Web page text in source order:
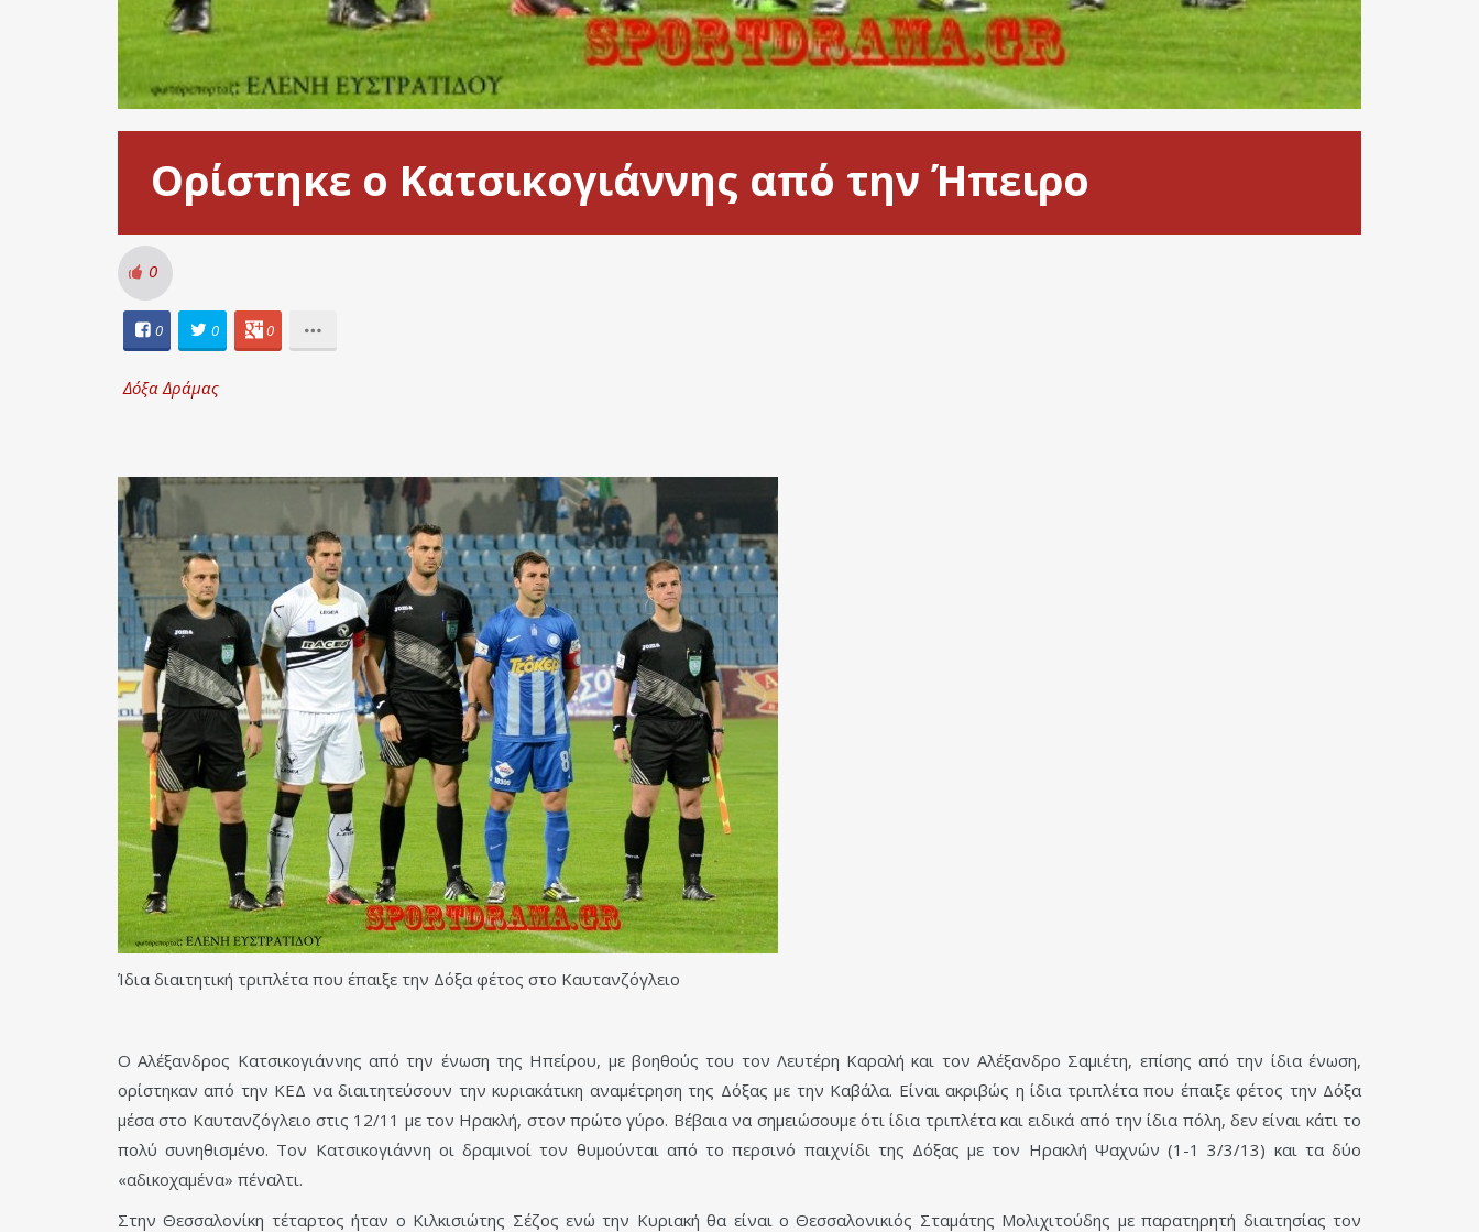
Ορίστηκε ο Κατσικογιάννης από την Ήπειρο
0
0 0 0
Δόξα Δράμας
Ίδια διαιτητική τριπλέτα που έπαιξε την Δόξα φέτος στο Καυτανζόγλειο
Ο Αλέξανδρος Κατσικογιάννης από την ένωση της Ηπείρου, με βοηθούς του τον Λευτέρη Καραλή και τον Αλέξανδρο Σαμιέτη, επίσης από την ίδια ένωση,
ορίστηκαν από την ΚΕΔ να διαιτητεύσουν την κυριακάτικη αναμέτρηση της Δόξας με την Καβάλα. Είναι ακριβώς η ίδια τριπλέτα που έπαιξε φέτος την Δόξα
μέσα στο Καυτανζόγλειο στις 12/11 με τον Ηρακλή, στον πρώτο γύρο. Βέβαια να σημειώσουμε ότι ίδια τριπλέτα και ειδικά από την ίδια πόλη, δεν είναι κάτι το
πολύ συνηθισμένο. Τον Κατσικογιάννη οι δραμινοί τον θυμούνται από το περσινό παιχνίδι της Δόξας με τον Ηρακλή Ψαχνών (1-1 3/3/13) και τα δύο
«αδικοχαμένα» πέναλτι.
Στην Θεσσαλονίκη τέταρτος ήταν ο Κιλκισιώτης Σέζος ενώ την Κυριακή θα είναι ο Θεσσαλονικιός Σταμάτης Μολιχιτούδης με παρατηρητή διαιτησίας τον